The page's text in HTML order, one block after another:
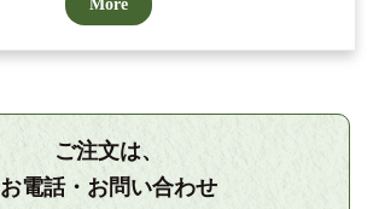
More
ご注文は、
お電話・お問い合わせ